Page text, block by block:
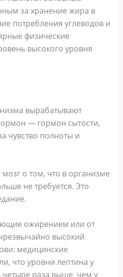
за хранение жира в
потребления углеводов и
физические
высокого уровня
вырабатывают
— гормон сытости,
чувство полноты и
о том, что в организме
не требуется. Это
ожирением или от
высокий
медицинские
что уровни лептина у
раза выше, чем у